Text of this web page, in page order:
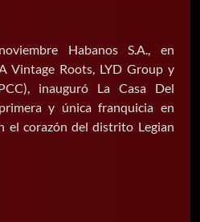
Habanos S.A., en
Vintage Roots, LYD Group y
inauguró La Casa Del
y única franquicia en
el corazón del distrito Legian